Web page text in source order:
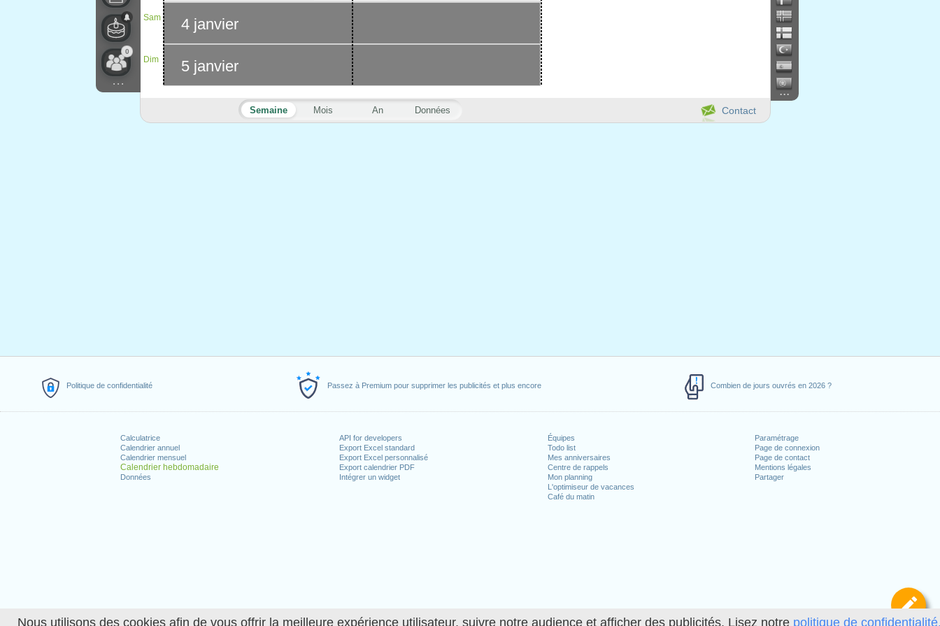
Nous utilisons des cookies afin de vous offrir la meilleure expérience utilisateur, suivre notre audience et afficher des publicités. Lisez notre politique de
Politique de confidentialité Passez à Premium pour supprimer les publicités et plus encore Combien de jours ouvrés en 2026 ?
Calculatrice
Calendrier annuel
Calendrier mensuel
Calendrier hebdomadaire
Données
API for developers
Export Excel standard
Export Excel personnalisé
Export calendrier PDF
Intégrer un widget
Équipes
Todo list
Mes anniversaires
Centre de rappels
Mon planning
L'optimiseur de vacances
Café du matin
Paramétrage
Page de connexion
Page de contact
Mentions légales
Partager
0
...
...
Contact
Semaine Mois An Données
Sam
Dim
4 janvier
5 janvier